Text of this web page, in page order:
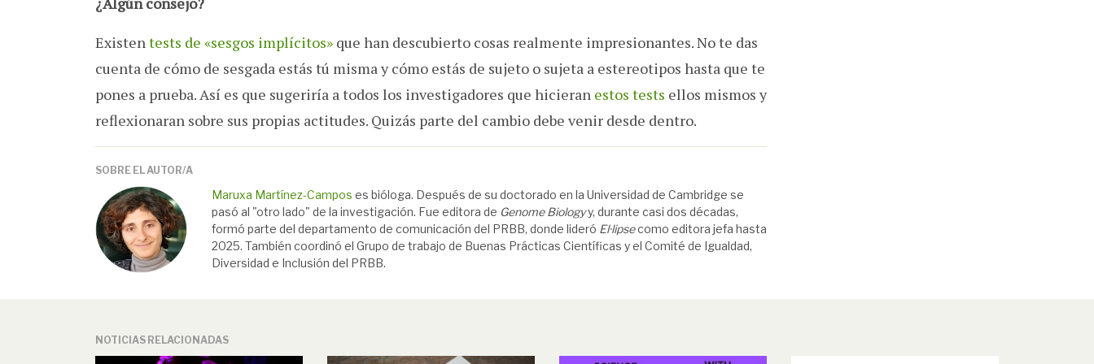
Existentests de «sesgos implícitos» que han descubierto cosas realmente impresionantes. No te das
cuenta de cómo de sesgada estás tú misma y cómo estás de sujeto o sujeta a estereotipos hasta que te
pones a prueba. Así es que sugeriría a todos los investigadores que hicieran estos tests ellos mismos y
reflexionaran sobre sus propias actitudes. Quizás parte del cambio debe venir desde dentro.
SOBRE EL AUTOR/A
Maruxa Martínez-Campos es bióloga. Después de su doctorado en la Universidad de Cambridge se
pasó al "otro lado" de la investigación. Fue editora de Genome Biologyy, durante casi dos décadas,
formó parte del departamento de comunicación del PRBB, donde lideró El·lipsecomo editora jefa hasta
2025. También coordinó el Grupo de trabajo de Buenas Prácticas Científicas y el Comité de Igualdad,
Diversidad e Inclusión del PRBB.
NOTICIAS RELACIONADAS